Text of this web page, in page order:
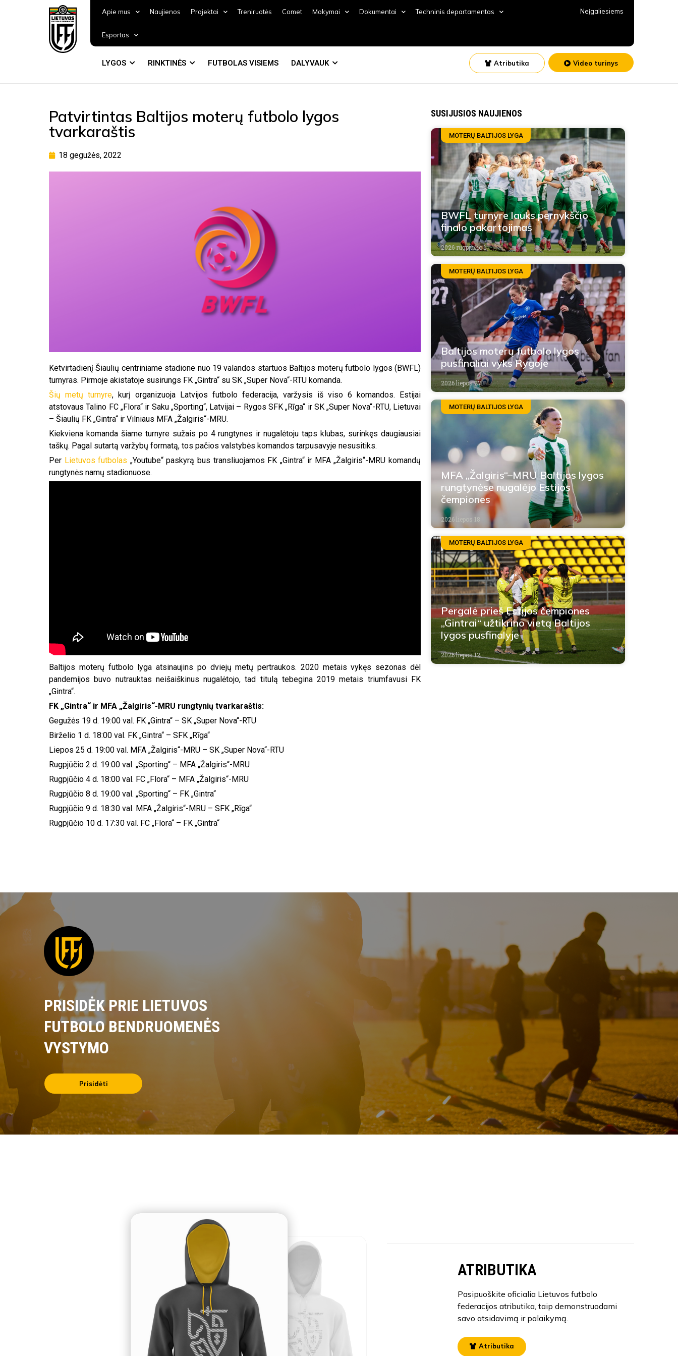
Apie mus Naujienos Projektai Treniruotės Comet Mokymai Dokumentai Techninis departamentas
Esportas
Neįgaliesiems
LYGOS RINKTINĖS FUTBOLAS VISIEMS DALYVAUK Atributika Video turinys
Patvirtintas Baltijos moterų futbolo lygos
tvarkaraštis
18 gegužės, 2022
Ketvirtadienį Šiaulių centriniame stadione nuo 19 valandos startuos Baltijos moterų futbolo lygos (BWFL)
turnyras. Pirmoje akistatoje susirungs FK „Gintra“ su SK „Super Nova“-RTU komanda.
Šių metų turnyre, kurį organizuoja Latvijos futbolo federacija, varžysis iš viso 6 komandos. Estijai
atstovaus Talino FC „Flora“ ir Saku „Sporting“, Latvijai – Rygos SFK „Rīga“ ir SK „Super Nova“-RTU, Lietuvai
– Šiaulių FK „Gintra“ ir Vilniaus MFA „Žalgiris“-MRU.
Kiekviena komanda šiame turnyre sužais po 4 rungtynes ir nugalėtoju taps klubas, surinkęs daugiausiai
taškų. Pagal sutartą varžybų formatą, tos pačios valstybės komandos tarpusavyje nesusitiks.
Per Lietuvos futbolas „Youtube“ paskyrą bus transliuojamos FK „Gintra“ ir MFA „Žalgiris“-MRU komandų
rungtynės namų stadionuose.
Baltijos moterų futbolo lyga atsinaujins po dviejų metų pertraukos. 2020 metais vykęs sezonas dėl
pandemijos buvo nutrauktas neišaiškinus nugalėtojo, tad titulą tebegina 2019 metais triumfavusi FK
„Gintra“.
FK „Gintra“ ir MFA „Žalgiris“-MRU rungtynių tvarkaraštis:
Gegužės 19 d. 19:00 val. FK „Gintra“ – SK „Super Nova“-RTU
Birželio 1 d. 18:00 val. FK „Gintra“ – SFK „Rīga“
Liepos 25 d. 19:00 val. MFA „Žalgiris“-MRU – SK „Super Nova“-RTU
Rugpjūčio 2 d. 19:00 val. „Sporting“ – MFA „Žalgiris“-MRU
Rugpjūčio 4 d. 18:00 val. FC „Flora“ – MFA „Žalgiris“-MRU
Rugpjūčio 8 d. 19:00 val. „Sporting“ – FK „Gintra“
Rugpjūčio 9 d. 18:30 val. MFA „Žalgiris“-MRU – SFK „Rīga“
Rugpjūčio 10 d. 17:30 val. FC „Flora“ – FK „Gintra“
SUSIJUSIOS NAUJIENOS
MOTERŲ BALTIJOS LYGA
BWFL turnyre lauks pernykščio
finalo pakartojimas
2026 rugpjūčio 1
MOTERŲ BALTIJOS LYGA
Baltijos moterų futbolo lygos
pusfinaliai vyks Rygoje
2026 liepos 27
MOTERŲ BALTIJOS LYGA
MFA „Žalgiris“–MRU Baltijos lygos
rungtynėse nugalėjo Estijos
čempiones
2026 liepos 18
MOTERŲ BALTIJOS LYGA
Pergalė prieš Estijos čempiones
„Gintrai“ užtikrino vietą Baltijos
lygos pusfinalyje
2026 liepos 12
PRISIDĖK PRIE LIETUVOS
FUTBOLO BENDRUOMENĖS
VYSTYMO
Prisidėti
ATRIBUTIKA
Pasipuoškite oficialia Lietuvos futbolo
federacijos atributika, taip demonstruodami
savo atsidavimą ir palaikymą.
Atributika